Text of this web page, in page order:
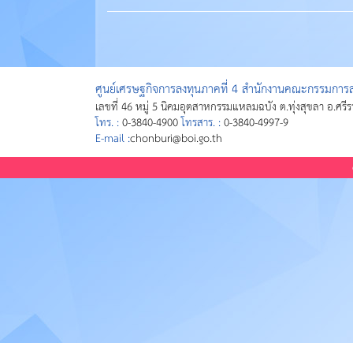
ศูนย์เศรษฐกิจการลงทุนภาคที่ 4 สำนักงานคณะกรรมการ
เลขที่ 46 หมู่ 5 นิคมอุตสาหกรรมแหลมฉบัง ต.ทุ่งสุขลา อ.ศรี
โทร. :0-3840-4900โทรสาร. :0-3840-4997-9
E-mail :chonburi@boi.go.th